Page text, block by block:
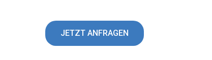
JETZT ANFRAGEN